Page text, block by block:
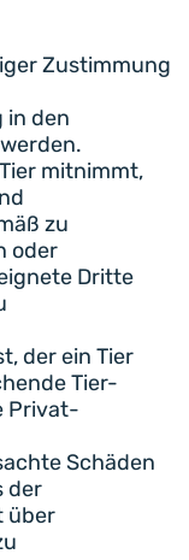
Zustimmung
in den
mitnimmt,
zu
oder
Dritte
der ein Tier
Tier-
Privat-
Schäden
der
über